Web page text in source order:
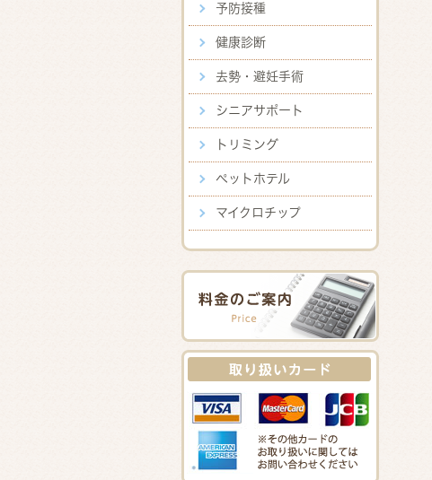
予防接種
健康診断
去勢・避妊手術
シニアサポート
トリミング
ペットホテル
マイクロチップ